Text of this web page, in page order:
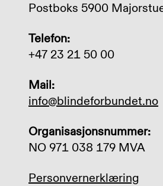
Postboks 5900
Telefon:
+47 23 21 50 00
Mail:
info@blindeforbundet.no
Organisasjonsnummer:
NO 971 038 179 MVA
Personvernerklæring